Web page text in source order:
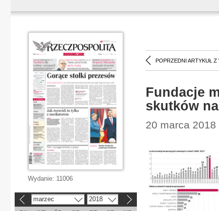
POPRZEDNI ARTYKUŁ Z
Fundacje
skutków
20 marca
Wydanie: 11006
marzec 2018